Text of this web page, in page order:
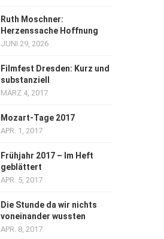
Ruth Moschner:
Herzenssache Hoffnung
JUNI 29, 2026
Filmfest Dresden: Kurz und
substanziell
MÄRZ 4, 2017
Mozart-Tage 2017
APR. 1, 2017
Frühjahr 2017 – Im Heft
geblättert
APR. 5, 2017
Die Stunde da wir nichts
voneinander wussten
APR. 8, 2017